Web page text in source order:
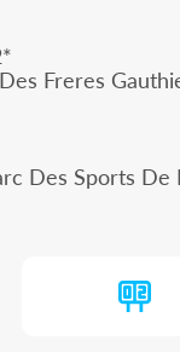
Freres
Des Sports